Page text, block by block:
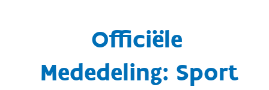
Officiële
Mededeling: Sport